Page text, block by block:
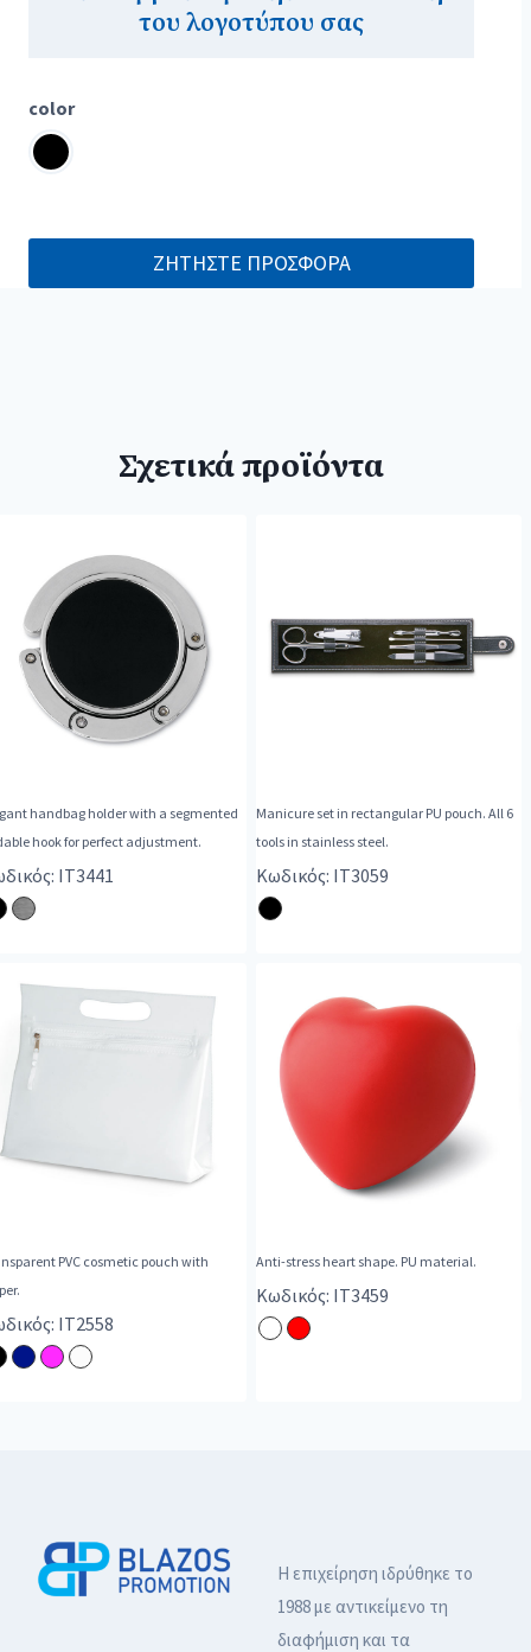
του λογοτύπου σας
color
ΖΗΤΗΣΤΕ ΠΡΟΣΦΟΡΑ
Σχετικά προϊόντα
handbag holder with a segmented
hook for perfect adjustment.
IT3441
Manicure set in rectangular PU pouch. All 6
tools in stainless steel.
Κωδικός: IT3059
PVC cosmetic pouch with
IT2558
Anti-stress heart shape. PU material.
Κωδικός: IT3459
Η επιχείρηση ιδρύθηκε το
1988 με αντικείμενο τη
διαφήμιση και τα